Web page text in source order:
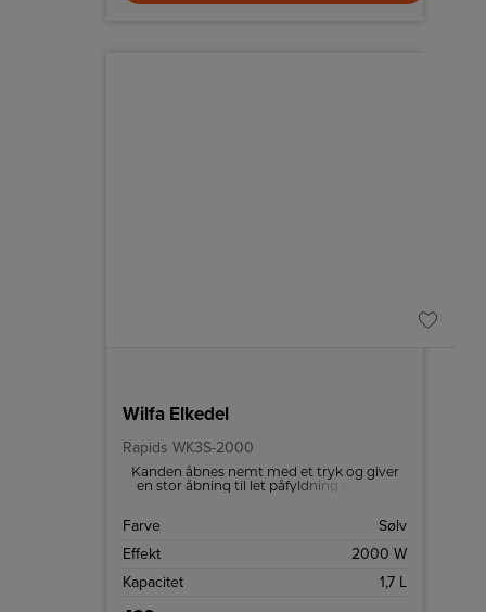
Wilfa Elkedel
Rapids WK3S-2000
Kanden åbnes nemt med et tryk og giver
en stor åbning til let påfyldning af vand.
Farve
Sølv
Effekt
2000 W
Kapacitet
1,7 L